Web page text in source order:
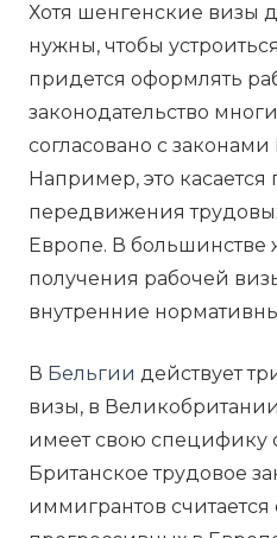
Хотя шенгенские визы
нужны, чтобы
придется оформлять
законодательство
согласовано с
Например, это касается
передвижения
Европе. В большинстве
получения рабочей
внутренние
В Бельгии действует
визы, в
имеет свою специфику
Британское трудовое
иммигрантов